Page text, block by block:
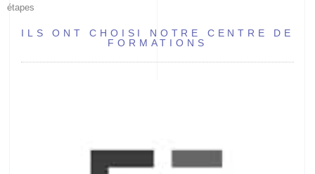
étapes
ILS ONT CHOISI NOTRE CENTRE DE
FORMATIONS